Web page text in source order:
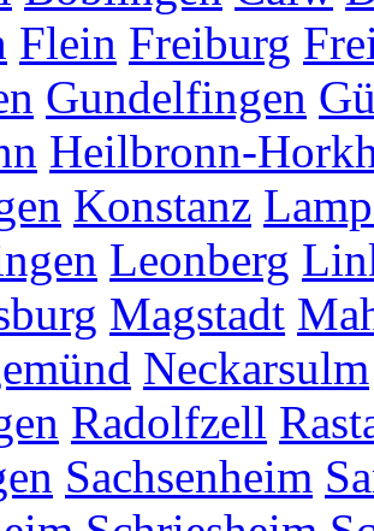
Flein Freiburg
Gundelfingen
Heilbronn-
Konstanz
Leonberg
Magstadt
Neckarsulm
Radolfzell
Sachsenheim